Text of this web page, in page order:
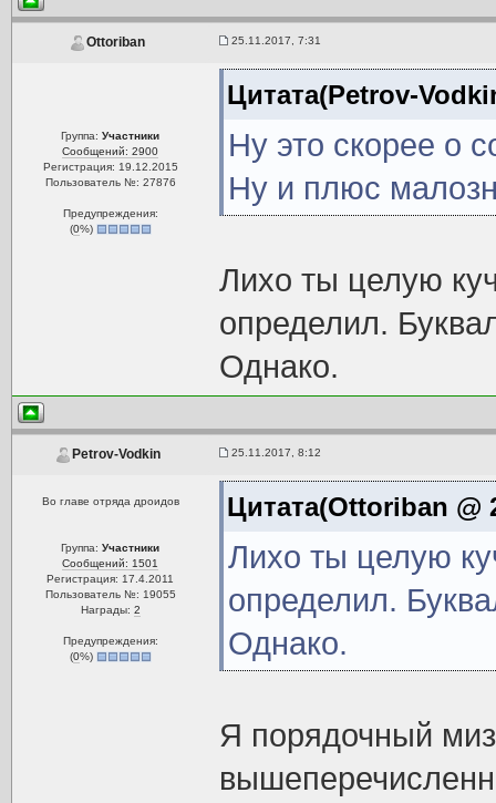
Ottoriban 25.11.2017, 7:31
Группа:Участники
Сообщений: 2900
Регистрация: 19.12.2015
Пользователь №: 27876
Предупреждения:
(0%)
Цитата(Petrov-
Ну это скорее о
Ну и плюс
Лихо ты целую
определил.
Однако.
Petrov-Vodkin 25.11.2017, 8:12
Во главе отряда дроидов
Группа:Участники
Сообщений: 1501
Регистрация: 17.4.2011
Пользователь №: 19055
Награды: 2
Предупреждения:
(0%)
Цитата(Ottoriban @
Лихо ты целую
определил.
Однако.
Я порядочный